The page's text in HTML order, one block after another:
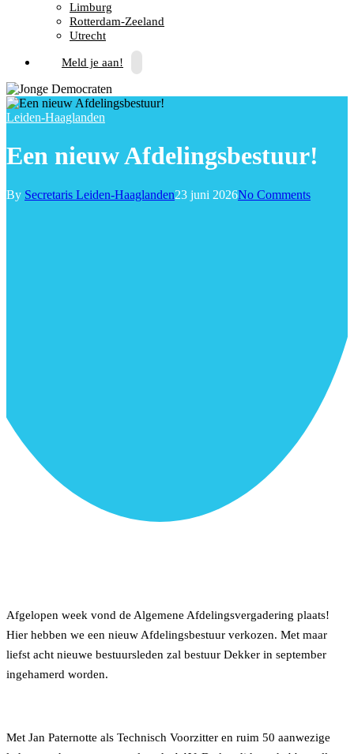
Limburg
Rotterdam-Zeeland
Utrecht
Meld je aan!
Leiden-Haaglanden
Een nieuw Afdelingsbestuur!
By Secretaris Leiden-Haaglanden23 juni 2026No Comments
Afgelopen week vond de Algemene Afdelingsvergadering plaats!
Hier hebben we een nieuw Afdelingsbestuur verkozen. Met maar
liefst acht nieuwe bestuursleden zal bestuur Dekker in september
ingehamerd worden.
Met Jan Paternotte als Technisch Voorzitter en ruim 50 aanwezige